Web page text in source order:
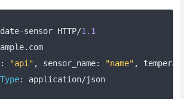
-sensor HTTP/1.1
. com
: "api" , sensor_name: "name" ,
Type: application/json